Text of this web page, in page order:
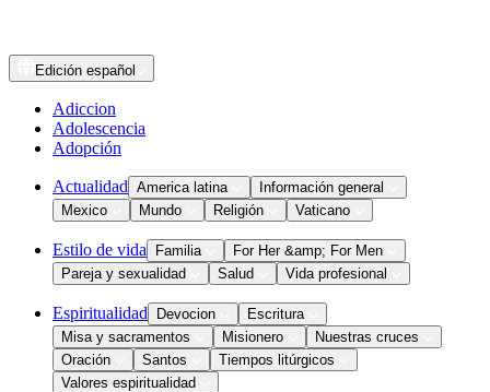
Edición español
Adiccion
Adolescencia
Adopción
Actualidad America latina
Información general
Mexico
Mundo Religión Vaticano
Estilo de vida Familia
For Her &amp; For Men
Pareja y sexualidad
Salud Vida profesional
Espiritualidad Devocion
Escritura
Misa y sacramentos
Misionero
Nuestras cruces
Oración
Santos
Tiempos litúrgicos
Valores espiritualidad